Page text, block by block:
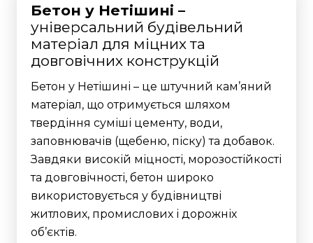
Бетон у Нетішині –
універсальний будівельний
матеріал для міцних та
довговічних конструкцій
Бетон у Нетішині – це штучний кам’яний
матеріал, що отримується шляхом
твердіння суміші цементу, води,
заповнювачів (щебеню, піску) та добавок.
Завдяки високій міцності, морозостійкості
та довговічності, бетон широко
використовується у будівництві
житлових, промислових і дорожніх
об’єктів.